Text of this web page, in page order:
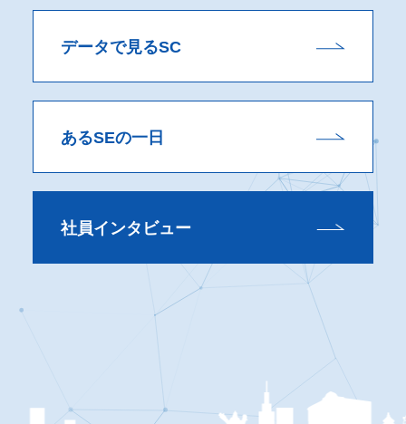
データで見るSC
あるSEの一日
社員インタビュー